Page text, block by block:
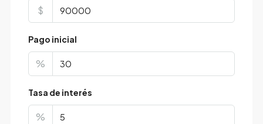
$
Pago inicial
%
Tasa de interés
%